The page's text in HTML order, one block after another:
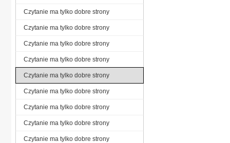
Czytanie ma tylko dobre strony
Czytanie ma tylko dobre strony
Czytanie ma tylko dobre strony
Czytanie ma tylko dobre strony
Czytanie ma tylko dobre strony
Czytanie ma tylko dobre strony
Czytanie ma tylko dobre strony
Czytanie ma tylko dobre strony
Czytanie ma tylko dobre strony